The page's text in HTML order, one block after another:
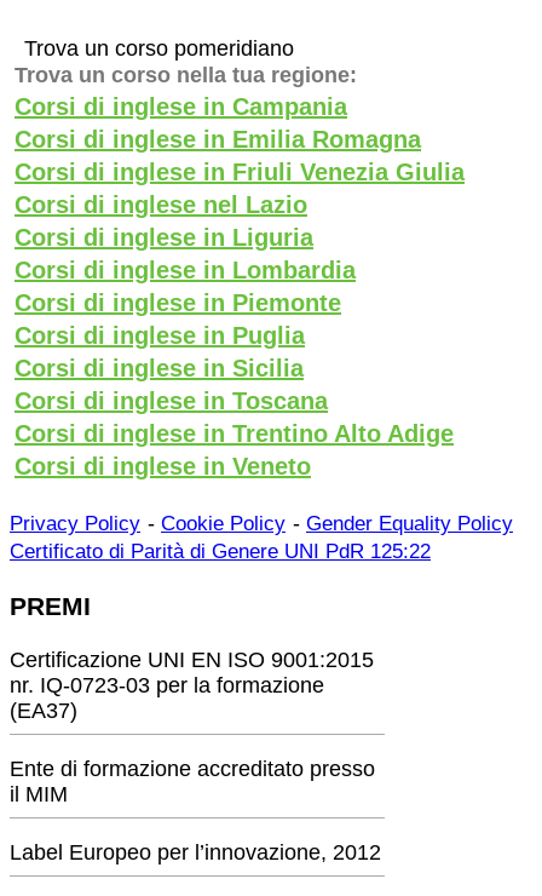
Trova un corso pomeridiano
Trova un corso nella tua regione:
Corsi di inglese in Campania
Corsi di inglese in Emilia Romagna
Corsi di inglese in Friuli Venezia Giulia
Corsi di inglese nel Lazio
Corsi di inglese in Liguria
Corsi di inglese in Lombardia
Corsi di inglese in Piemonte
Corsi di inglese in Puglia
Corsi di inglese in Sicilia
Corsi di inglese in Toscana
Corsi di inglese in Trentino Alto Adige
Corsi di inglese in Veneto
Privacy Policy - Cookie Policy - Gender Equality Policy
Certificato di Parità di Genere UNI PdR 125:22
PREMI
Certificazione UNI EN ISO 9001:2015
nr. IQ-0723-03 per la formazione
(EA37)
Ente di formazione accreditato presso
il MIM
Label Europeo per l’innovazione, 2012